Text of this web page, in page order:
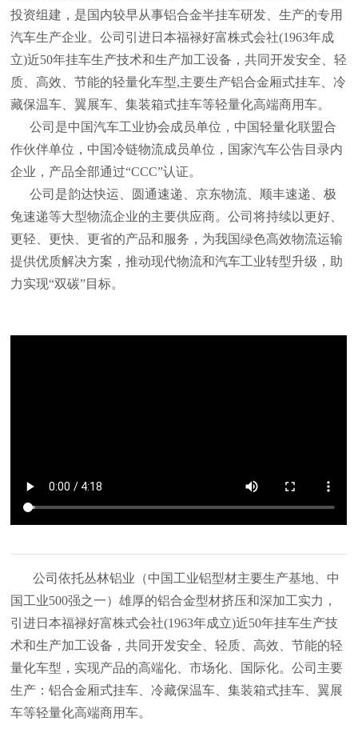
投资组建，是国内较早从事铝合金半挂车研发、生产的专用
汽车生产企业。公司引进日本福禄好富株式会社(1963年成
立)近50年挂车生产技术和生产加工设备，共同开发安全、轻
质、高效、节能的轻量化车型,主要生产铝合金厢式挂车、冷
藏保温车、翼展车、集装箱式挂车等轻量化高端商用车。
公司是中国汽车工业协会成员单位，中国轻量化联盟合
作伙伴单位，中国冷链物流成员单位，国家汽车公告目录内
企业，产品全部通过“CCC”认证。
公司是韵达快运、圆通速递、京东物流、顺丰速递、极
兔速递等大型物流企业的主要供应商。公司将持续以更好、
更轻、更快、更省的产品和服务，为我国绿色高效物流运输
提供优质解决方案，推动现代物流和汽车工业转型升级，助
力实现“双碳”目标。
公司依托丛林铝业（中国工业铝型材主要生产基地、中
国工业500强之一）雄厚的铝合金型材挤压和深加工实力，
引进日本福禄好富株式会社(1963年成立)近50年挂车生产技
术和生产加工设备，共同开发安全、轻质、高效、节能的轻
量化车型，实现产品的高端化、市场化、国际化。公司主要
生产：铝合金厢式挂车、冷藏保温车、集装箱式挂车、翼展
车等轻量化高端商用车。